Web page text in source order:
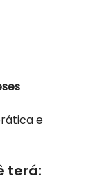
e
terá: